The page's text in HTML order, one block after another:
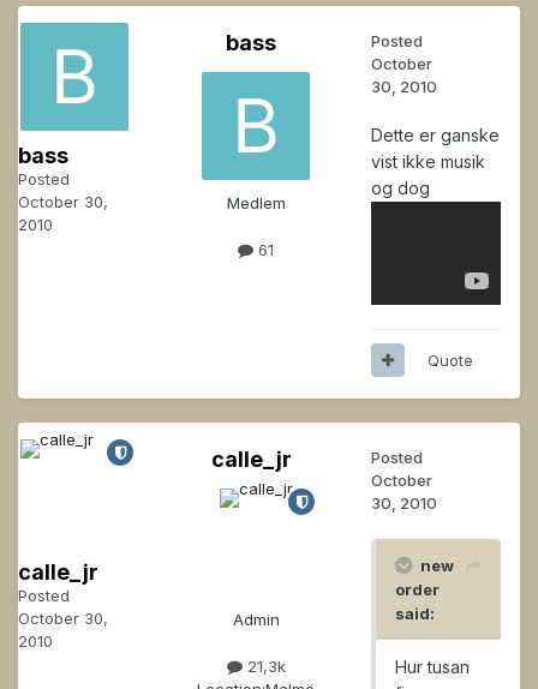
bass
Posted
October 30,
2010
bass
Medlem
61
Posted
October
30, 2010
Dette er ganske
vist ikke musik
og dog
Quote
calle_jr
Posted
October 30,
2010
calle_jr
Admin
21,3k
Posted
October
30, 2010
new
order
said:
Hur tusan